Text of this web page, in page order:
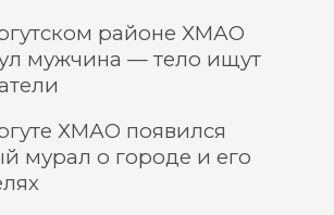
районе ХМАО
мужчина — тело ищут
ХМАО появился
мурал о городе и его